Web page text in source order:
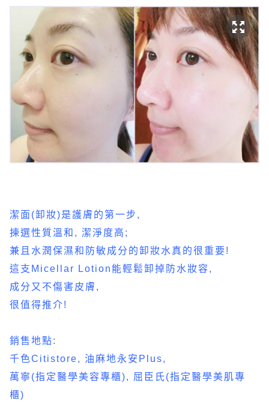
潔面(卸妝)是護膚的第一步,
揀選性質溫和, 潔淨度高;
兼且水潤保濕和防敏成分的卸妝水真的很重要!
這支Micellar Lotion能輕鬆卸掉防水妝容,
成分又不傷害皮膚,
很值得推介!
銷售地點:
千色Citistore, 油麻地永安Plus,
萬寧(指定醫學美容專櫃), 屈臣氏(指定醫學美肌專
櫃)